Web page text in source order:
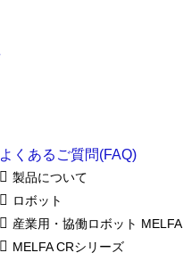
よくあるご質問(FAQ)
製品について
ロボット
産業用・協働ロボット MELFA
MELFA CRシリーズ